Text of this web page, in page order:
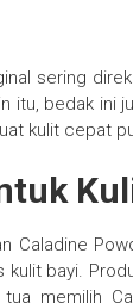
sering
itu, bedak ini
kulit cepat
Caladine
kulit bayi.
tua memilih